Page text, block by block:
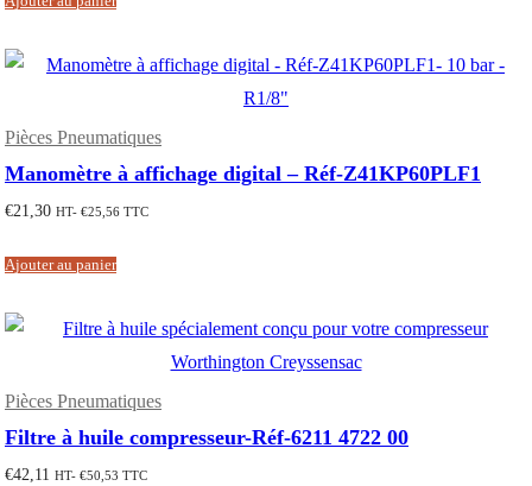
Pièces Pneumatiques
Manomètre à affichage digital – Réf-Z41KP60PLF1
€21,30 HT- €25,56 TTC
Ajouter au panier
Pièces Pneumatiques
Filtre à huile compresseur-Réf-6211 4722 00
€42,11 HT- €50,53 TTC